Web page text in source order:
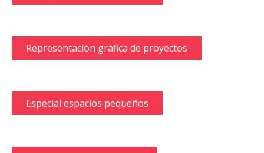
Representación gráfica de proyectos
Especial espacios pequeños